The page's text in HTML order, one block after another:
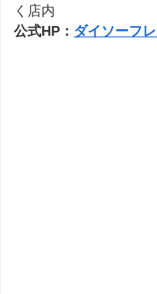
く店内
公式HP： ダイソーフ